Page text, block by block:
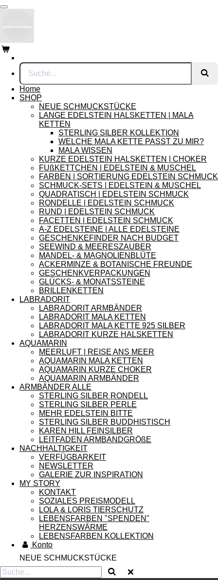
Zum
springen
Home
SHOP
NEUE SCHMUCKSTÜCKE
LANGE EDELSTEIN HALSKETTEN | MALA
KETTEN
STERLING SILBER KOLLEKTION
WELCHE MALA KETTE PASST ZU MIR?
MALA WISSEN
KURZE EDELSTEIN HALSKETTEN | CHOKER
FUßKETTCHEN | EDELSTEIN & MUSCHEL
FARBEN | SORTIERUNG EDELSTEIN SCHMUCK
SCHMUCK-SETS | EDELSTEIN & MUSCHEL
QUADRATISCH | EDELSTEIN SCHMUCK
RONDELLE | EDELSTEIN SCHMUCK
RUND | EDELSTEIN SCHMUCK
FACETTEN | EDELSTEIN SCHMUCK
A-Z EDELSTEINE | ALLE EDELSTEINE
GESCHENKEFINDER NACH BUDGET
SEEWIND & MEERESZAUBER
MANDEL- & MAGNOLIENBLÜTE
ACKERMINZE & BOTANISCHE FREUNDE
GESCHENKVERPACKUNGEN
GLÜCKS- & MONATSSTEINE
BRILLENKETTEN
LABRADORIT
LABRADORIT ARMBÄNDER
LABRADORIT MALA KETTEN
LABRADORIT MALA KETTE 925 SILBER
LABRADORIT KURZE HALSKETTEN
AQUAMARIN
MEERLUFT | REISE ANS MEER
AQUAMARIN MALA KETTEN
AQUAMARIN KURZE CHOKER
AQUAMARIN ARMBÄNDER
ARMBÄNDER ALLE
STERLING SILBER RONDELL
STERLING SILBER PERLE
MEHR EDELSTEIN BITTE
STERLING SILBER BUDDHISTISCH
KAREN HILL FEINSILBER
LEITFADEN ARMBANDGRÖßE
NACHHALTIGKEIT
VERFÜGBARKEIT
NEWSLETTER
GALERIE ZUR INSPIRATION
MY STORY
KONTAKT
SOZIALES PREISMODELL
LOLA & LORIS TIERSCHUTZ
LEBENSFARBEN "SPENDEN"
HERZENSWÄRME
LEBENSFARBEN KOLLEKTION
Konto
NEUE SCHMUCKSTÜCKE